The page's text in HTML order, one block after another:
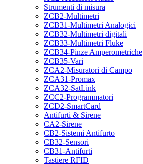
Strumenti di misura
ZCB2-Multimetri
ZCB31-Multimetri Analogici
ZCB32-Multimetri digitali
ZCB33-Multimetri Fluke
ZCB34-Pinze Amperometriche
ZCB35-Vari
ZCA2-Misuratori di Campo
ZCA31-Promax
ZCA32-SatLink
ZCC2-Programmatori
ZCD2-SmartCard
Antifurti & Sirene
CA2-Sirene
CB2-Sistemi Antifurto
CB32-Sensori
CB31-Antifurti
Tastiere RFID